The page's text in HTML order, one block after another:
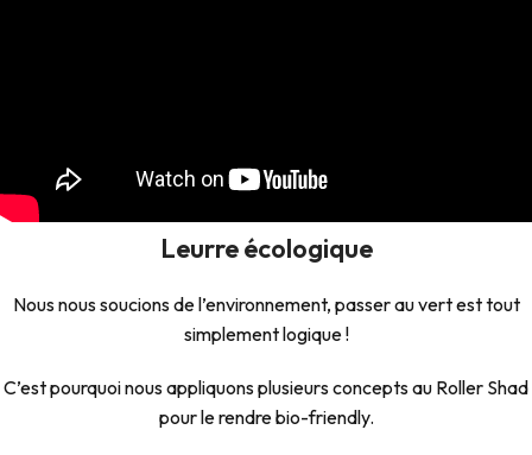
Leurre écologique
Nous nous soucions de l’environnement, passer au vert est tout
simplement logique !
C’est pourquoi nous appliquons plusieurs concepts au Roller Shad
pour le rendre bio-friendly.